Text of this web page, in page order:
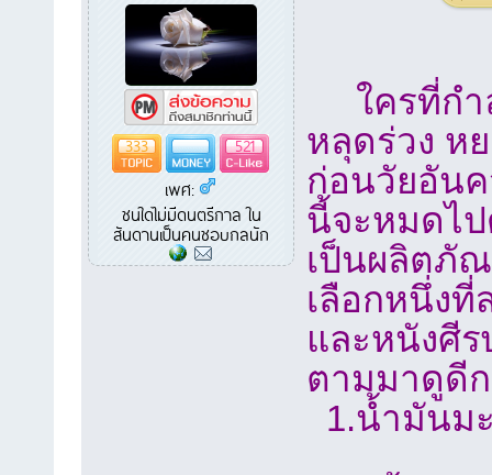
333
521
เพศ:
ชนใดไม่มีดนตรีกาล ใน
สันดานเป็นคนชอบกลนัก
ใครที่กำ
หลุดร่วง ห
ก่อนวัยอัน
นี้จะหมดไ
เป็นผลิตภั
เลือกหนึ่ง
และหนังศี
ตามมาดูดี
1.น้ำมันม